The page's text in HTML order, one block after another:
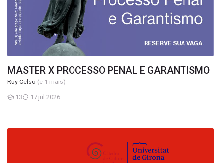
MASTER X PROCESSO PENAL E GARANTISMO
Ruy Celso (e 1 mais)
13
Estudantes
17 jul 2026